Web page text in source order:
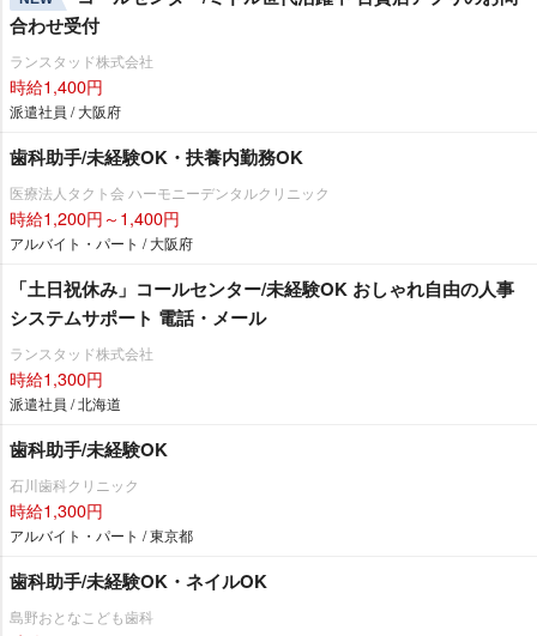
合わせ受付
ランスタッド株式会社
時給1,400円
派遣社員 / 大阪府
歯科助手/未経験OK・扶養内勤務OK
医療法人タクト会 ハーモニーデンタルクリニック
時給1,200円～1,400円
アルバイト・パート / 大阪府
「土日祝休み」コールセンター/未経験OK おしゃれ自由の人事
システムサポート 電話・メール
ランスタッド株式会社
時給1,300円
派遣社員 / 北海道
歯科助手/未経験OK
石川歯科クリニック
時給1,300円
アルバイト・パート / 東京都
歯科助手/未経験OK・ネイルOK
島野おとなこども歯科